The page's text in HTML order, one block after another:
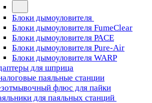
Блоки дымоуловителя
Блоки дымоуловителя FumeClear
Блоки дымоуловителя PACE
Блоки дымоуловителя Pure-Air
Блоки дымоуловителя WARP
для шприца
паяльные станции
флюс для пайки
для паяльных станций